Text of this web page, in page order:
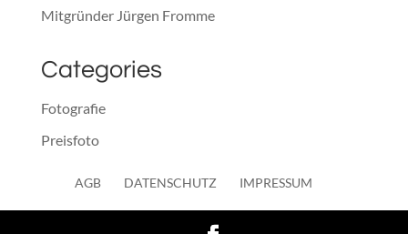
Mitgründer Jürgen Fromme
Categories
Fotografie
Preisfoto
AGB DATENSCHUTZ IMPRESSUM